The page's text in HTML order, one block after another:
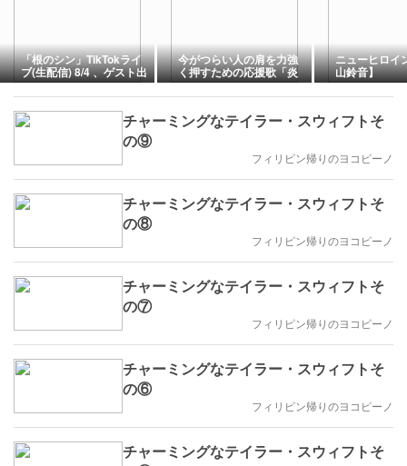
「根のシン」TikTokライ
ブ(生配信) 8/4 、ゲスト出
演8/29「人間音楽祭NAS
フェス」
今がつらい人の肩を力強
く押すための応援歌「炎
をさらって」根のシン、
高樹夏輝(おしゃぼ)コラ
ニューヒロイ
山鈴音】
チャーミングなテイラー・スウィフトそ
の⑨
フィリピン帰りのヨコピーノ
チャーミングなテイラー・スウィフトそ
の⑧
フィリピン帰りのヨコピーノ
チャーミングなテイラー・スウィフトそ
の⑦
フィリピン帰りのヨコピーノ
チャーミングなテイラー・スウィフトそ
の⑥
フィリピン帰りのヨコピーノ
チャーミングなテイラー・スウィフトそ